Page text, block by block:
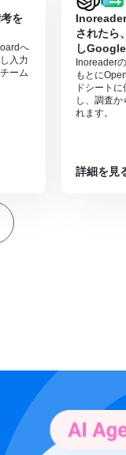
を
へ
入力
ーム
されたら
し
Inoreader
もとに
ドシート
し、調査
れます。
詳細を見